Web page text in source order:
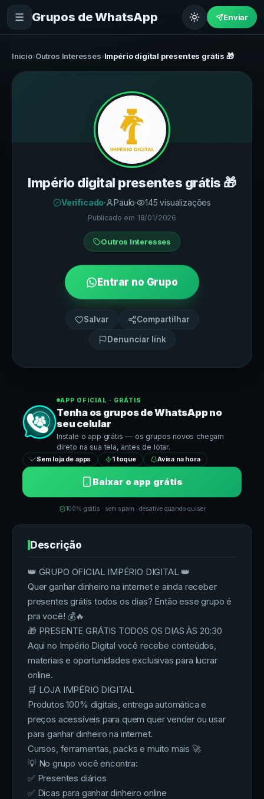
Grupos de WhatsApp Enviar
Início›Outros Interesses›Império digital presentes grátis 🎁
Império digital presentes grátis 🎁
Verificado· Paulo· 145 visualizações
Publicado em 18/01/2026
Outros Interesses
Entrar no Grupo
Salvar Compartilhar
Denunciar link
APP OFICIAL · GRÁTIS
Tenha os grupos deWhatsAppno
seu celular
Instale o app grátis — os grupos novos chegam
direto na sua tela, antes de lotar.
Sem loja de apps 1 toque Avisa na hora
Baixar o app grátis
100% grátis · sem spam · desative quando quiser
Descrição
👑 GRUPO OFICIAL IMPÉRIO DIGITAL 👑
Quer ganhar dinheiro na internet e ainda receber
presentes grátis todos os dias? Então esse grupo é
pra você! 💰🔥
🎁 PRESENTE GRÁTIS TODOS OS DIAS ÀS 20:30
Aqui no Império Digital você recebe conteúdos,
materiais e oportunidades exclusivas para lucrar
online.
🛒 LOJA IMPÉRIO DIGITAL
Produtos 100% digitais, entrega automática e
preços acessíveis para quem quer vender ou usar
para ganhar dinheiro na internet.
Cursos, ferramentas, packs e muito mais 🚀
💡 No grupo você encontra:
✅ Presentes diários
✅ Dicas para ganhar dinheiro online